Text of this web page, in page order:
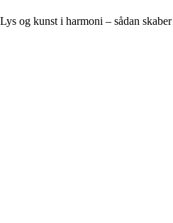
Lys og kunst i harmoni – sådan